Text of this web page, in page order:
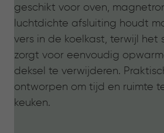
geschikt voor oven,
luchtdichte afsluiting houdt
vers in de koelkast, terwijl het
zorgt voor eenvoudig
deksel te verwijderen.
ontworpen om tijd en ruimte
keuken.